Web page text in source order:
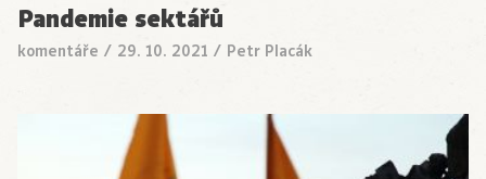
Pandemie sektářů
komentáře / 29. 10. 2021 / Petr Placák